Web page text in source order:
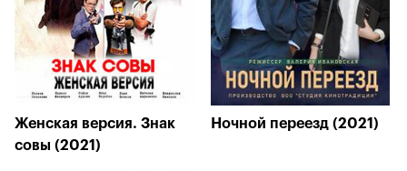
Женская версия. Знак
совы (2021)
Ночной переезд (2021)